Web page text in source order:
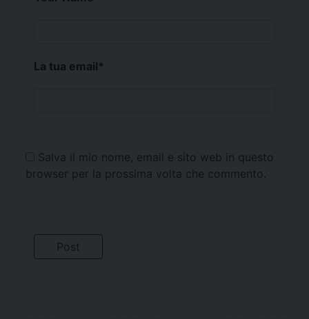
La tua email*
Salva il mio nome, email e sito web in questo
browser per la prossima volta che commento.